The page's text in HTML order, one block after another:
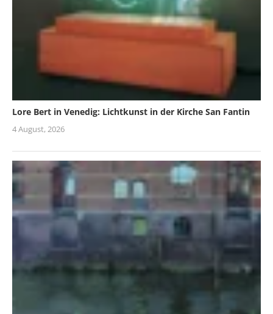
Lore Bert in Venedig: Lichtkunst in der Kirche San Fantin
4 August, 2026